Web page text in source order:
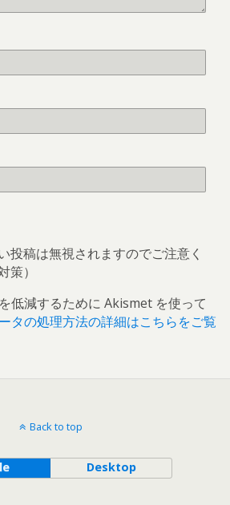
投稿は無視されますのでご注意く
策）
低減するために Akismet を使って
タの処理方法の詳細はこちらをご覧
Back to top
Desktop